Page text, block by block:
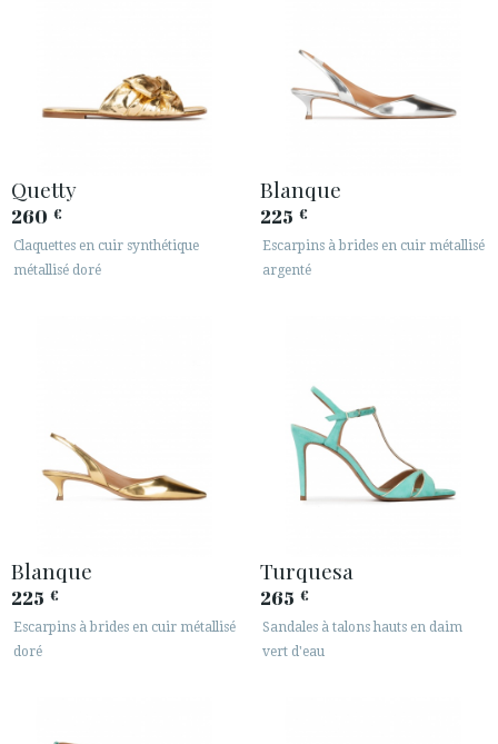
Quetty
260 €
Claquettes en cuir synthétique
métallisé doré
Blanque
225 €
Escarpins à brides en cuir métallisé
argenté
Blanque
225 €
Escarpins à brides en cuir métallisé
doré
Turquesa
265 €
Sandales à talons hauts en daim
vert d'eau